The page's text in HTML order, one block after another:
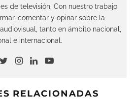
de televisión. Con nuestro trabajo,
comentar y opinar sobre la
tanto en ámbito nacional,
e internacional.
RELACIONADAS